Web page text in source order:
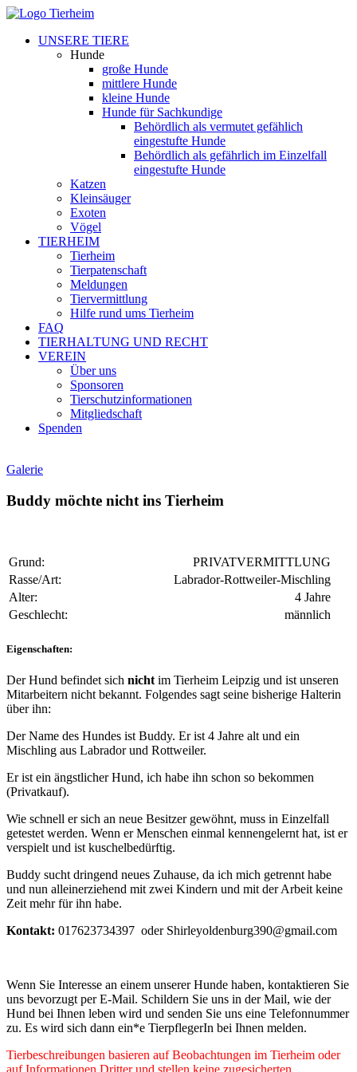
UNSERE TIERE
Hunde
große Hunde
mittlere Hunde
kleine Hunde
Hunde für Sachkundige
Behördlich als vermutet gefählich
eingestufte Hunde
Behördlich als gefährlich im Einzelfall
eingestufte Hunde
Katzen
Kleinsäuger
Exoten
Vögel
TIERHEIM
Tierheim
Tierpatenschaft
Meldungen
Tiervermittlung
Hilfe rund ums Tierheim
FAQ
TIERHALTUNG UND RECHT
VEREIN
Über uns
Sponsoren
Tierschutzinformationen
Mitgliedschaft
Spenden
Galerie
Buddy möchte nicht ins Tierheim
Grund:
PRIVATVERMITTLUNG
Rasse/Art:
Labrador-Rottweiler-Mischling
Alter:
4 Jahre
Geschlecht:
männlich
Eigenschaften:
Der Hund befindet sich nicht im Tierheim Leipzig und ist unseren
Mitarbeitern nicht bekannt. Folgendes sagt seine bisherige Halterin
über ihn:
Der Name des Hundes ist Buddy. Er ist 4 Jahre alt und ein
Mischling aus Labrador und Rottweiler.
Er ist ein ängstlicher Hund, ich habe ihn schon so bekommen
(Privatkauf).
Wie schnell er sich an neue Besitzer gewöhnt, muss in Einzelfall
getestet werden. Wenn er Menschen einmal kennengelernt hat, ist er
verspielt und ist kuschelbedürftig.
Buddy sucht dringend neues Zuhause, da ich mich getrennt habe
und nun alleinerziehend mit zwei Kindern und mit der Arbeit keine
Zeit mehr für ihn habe.
Kontakt: 017623734397 oder Shirleyoldenburg390@gmail.com
Wenn Sie Interesse an einem unserer Hunde haben, kontaktieren Sie
uns bevorzugt per E-Mail. Schildern Sie uns in der Mail, wie der
Hund bei Ihnen leben wird und senden Sie uns eine Telefonnummer
zu. Es wird sich dann ein*e TierpflegerIn bei Ihnen melden.
Tierbeschreibungen basieren auf Beobachtungen im Tierheim oder
auf Informationen Dritter und stellen keine zugesicherten